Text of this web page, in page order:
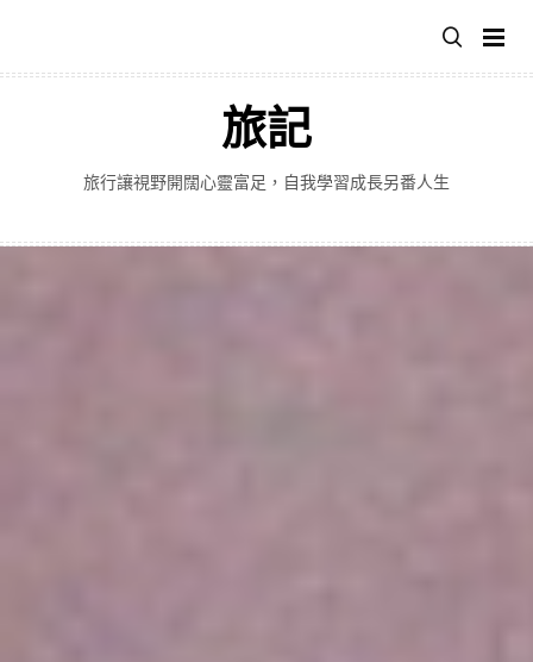
主
旅記
旅行讓視野開闊心靈富足，自我學習成長另番人生